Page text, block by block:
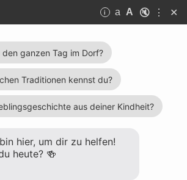
moinsen
I can deal with
i a A 🔇 ⋮ ✕